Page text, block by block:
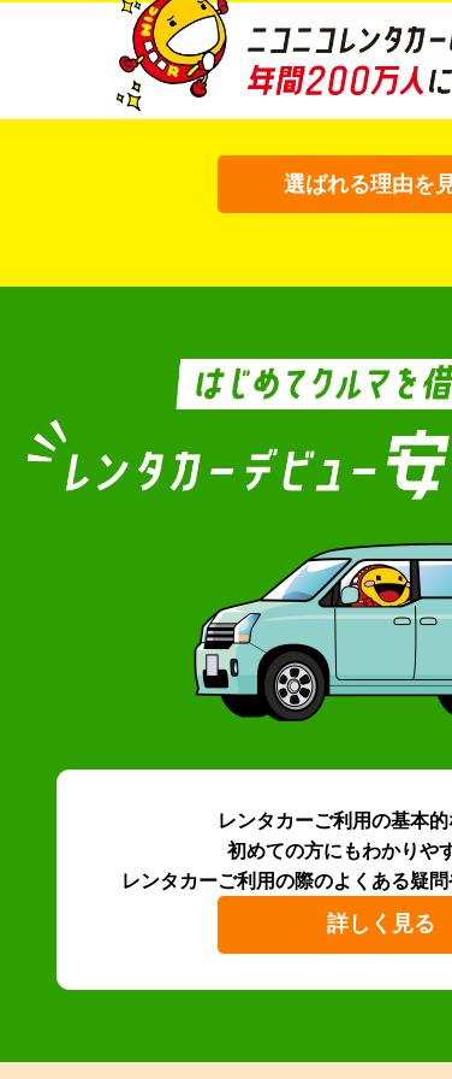
選ばれる理由を
レンタカーご利用の基本
初めての方にもわかりや
レンタカーご利用の際のよくある疑問
詳しく見る